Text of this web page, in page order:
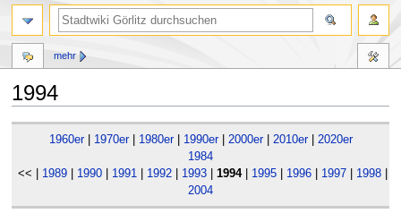
1994
Navigation
1960er| 1970er| 1980er| 1990er| 2000er| 2010er|
2020er
1984
<< | 1989 1990 1991 1992 1993 |1994| 1995 1996 1997 1998
2004
mehr